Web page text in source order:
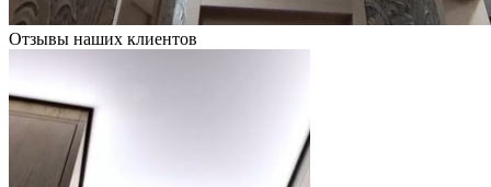
Отзывы наших клиентов